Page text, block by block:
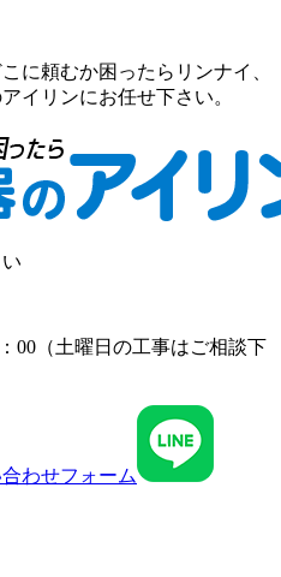
に頼むか困ったらリンナイ、
イリンにお任せ下さい。
00（土曜日の工事はご相談下
わせフォーム